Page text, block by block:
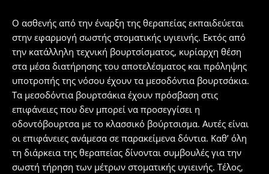
Ο ασθενής από την έναρξη της θεραπείας εκπαιδεύεται
στην εφαρμογή σωστής στοματικής υγιεινής. Εκτός από
την κατάλληλη τεχνική βουρτσίσματος, κυρίαρχη θέση
στα μέσα διατήρησης του αποτελέσματος και πρόληψης
υποτροπής της νόσου έχουν τα μεσοδόντια βουρτσάκια.
Τα μεσοδόντια βουρτσάκια έχουν πρόσβαση στις
επιφάνειες που δεν μπορεί να προσεγγίσει η
οδοντόβουρτσα με το κλασσικό βούρτσισμα. Αυτές είναι
οι επιφάνειες ανάμεσα σε παρακείμενα δόντια. Καθ’ όλη
τη διάρκεια της θεραπείας δίνονται συμβουλές για την
σωστή τήρηση των μέτρων στοματικής υγιεινής. Τέλος,